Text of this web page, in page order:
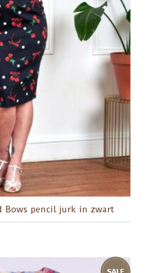
Bows pencil jurk in zwart